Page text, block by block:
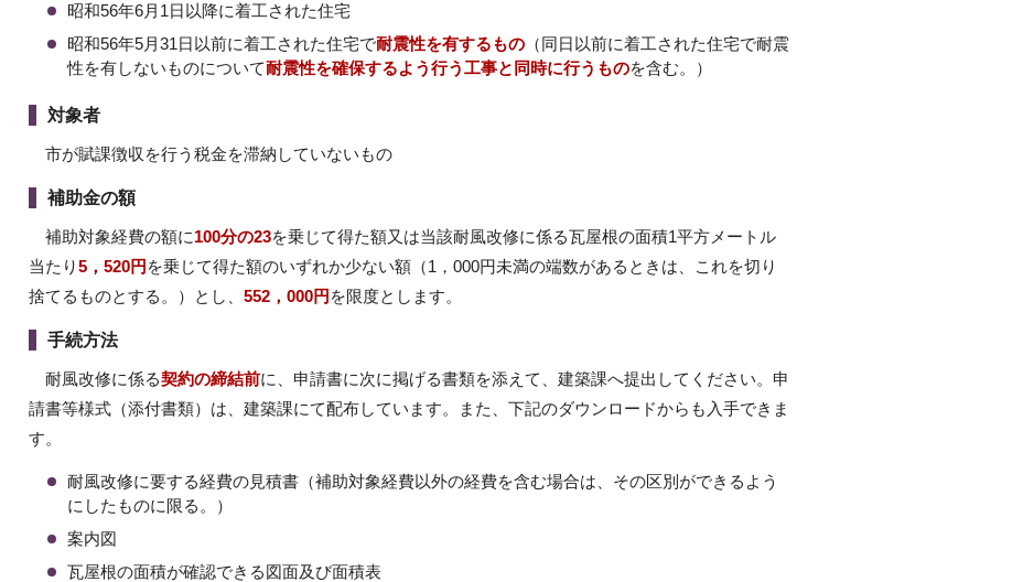
昭和56年6月1日以降に着工された住宅
昭和56年5月31日以前に着工された住宅で耐震性を有するもの （同日以前に着工された住宅で耐震
性を有しないものについて耐震性を確保するよう行う工事と同時に行うものを含む。）
対象者
市が賦課徴収を行う税金を滞納していないもの
補助金の額
補助対象経費の額に100分の23を乗じて得た額又は当該耐風改修に係る瓦屋根の面積1平方メートル
当たり5，520円 を乗じて得た額のいずれか少ない額（1，000円未満の端数があるときは、これを切り
捨てるものとする。）とし、 552，000円 を限度とします。
手続方法
耐風改修に係る契約の締結前に、申請書に次に掲げる書類を添えて、建築課へ提出してください。申
請書等様式（添付書類）は、建築課にて配布しています。また、下記のダウンロードからも入手できま
す。
耐風改修に要する経費の見積書（補助対象経費以外の経費を含む場合は、その区別ができるよう
にしたものに限る。）
案内図
瓦屋根の面積が確認できる図面及び面積表